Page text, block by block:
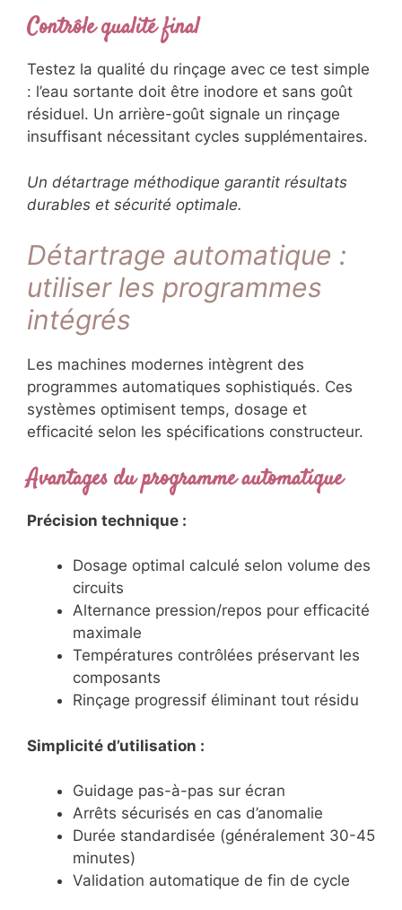
Contrôle qualité final
Testez la qualité du rinçage avec ce test simple
: l’eau sortante doit être inodore et sans goût
résiduel. Un arrière-goût signale un rinçage
insuffisant nécessitant cycles supplémentaires.
Un détartrage méthodique garantit résultats
durables et sécurité optimale.
Détartrage automatique :
utiliser les programmes
intégrés
Les machines modernes intègrent des
programmes automatiques sophistiqués. Ces
systèmes optimisent temps, dosage et
efficacité selon les spécifications constructeur.
Avantages du programme automatique
Précision technique :
Dosage optimal calculé selon volume des
circuits
Alternance pression/repos pour efficacité
maximale
Températures contrôlées préservant les
composants
Rinçage progressif éliminant tout résidu
Simplicité d’utilisation :
Guidage pas-à-pas sur écran
Arrêts sécurisés en cas d’anomalie
Durée standardisée (généralement 30-45
minutes)
Validation automatique de fin de cycle